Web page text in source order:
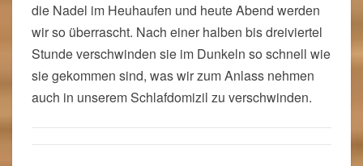
die Nadel im Heuhaufen und heute Abend werden
wir so überrascht. Nach einer halben bis dreiviertel
Stunde verschwinden sie im Dunkeln so schnell wie
sie gekommen sind, was wir zum Anlass nehmen
auch in unserem Schlafdomizil zu verschwinden.